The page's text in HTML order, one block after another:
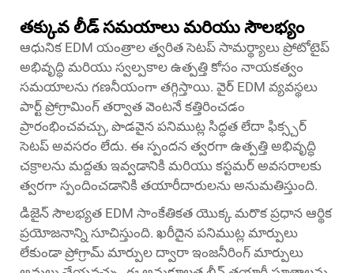
తక్కువ లీడ్ సమయాలు మరియు సౌలభ్యం
ఆధునిక EDM యంత్రాల త్వరిత సెటప్ సామర్థ్యాలు ప్రోటోటైప్
అభివృద్ధి మరియు స్వల్పకాల ఉత్పత్తి కోసం నాయకత్వం
సమయాలను గణనీయంగా తగ్గిస్తాయి. వైర్ EDM వ్యవస్థలు
పార్ట్ ప్రోగ్రామింగ్ తర్వాత వెంటనే కత్తిరించడం
ప్రారంభించవచ్చు, పొడవైన పనిముట్ల సిద్ధత లేదా ఫిక్స్చర్
సెటప్ అవసరం లేదు. ఈ స్పందన త్వరగా ఉత్పత్తి అభివృద్ధి
చక్రాలను మద్దతు ఇవ్వడానికి మరియు కస్టమర్ అవసరాలకు
త్వరగా స్పందించడానికి తయారీదారులను అనుమతిస్తుంది.
డిజైన్ సౌలభ్యత EDM సాంకేతికత యొక్క మరొక ప్రధాన ఆర్థిక
ప్రయోజనాన్ని సూచిస్తుంది. ఖరీదైన పనిముట్ల మార్పులు
లేకుండా ప్రోగ్రామ్ మార్పుల ద్వారా ఇంజనీరింగ్ మార్పులు